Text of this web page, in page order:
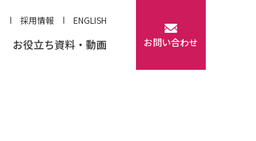
お役立ち資料・動画
採用情報 ENGLISH
お問い合わせ